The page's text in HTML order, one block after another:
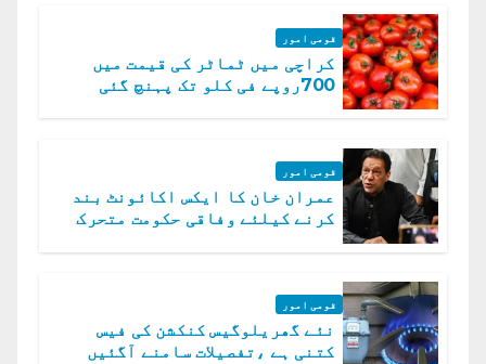
قومی امور
کراچی میں ٹماٹر کی قیمت میں
700روپے فی کلو تک پہنچ گئی
قومی امور
عمران خان کا ایکس اکائونٹ بند
کرنے کیلئے وفاقی حکومت متحرک
قومی امور
نئے گھریلوگیس کنکشن کی فیس
کتنی ہے ،تفصیلات سامنے آگئیں